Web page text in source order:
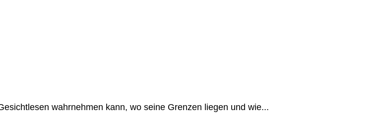
wahrnehmen kann, wo seine Grenzen liegen und wie...